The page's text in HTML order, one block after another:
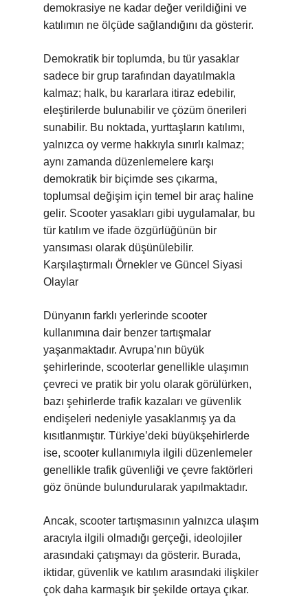
demokrasiye ne kadar değer verildiğini ve
katılımın ne ölçüde sağlandığını da gösterir.
Demokratik bir toplumda, bu tür yasaklar
sadece bir grup tarafından dayatılmakla
kalmaz; halk, bu kararlara itiraz edebilir,
eleştirilerde bulunabilir ve çözüm önerileri
sunabilir. Bu noktada, yurttaşların katılımı,
yalnızca oy verme hakkıyla sınırlı kalmaz;
aynı zamanda düzenlemelere karşı
demokratik bir biçimde ses çıkarma,
toplumsal değişim için temel bir araç haline
gelir. Scooter yasakları gibi uygulamalar, bu
tür katılım ve ifade özgürlüğünün bir
yansıması olarak düşünülebilir.
Karşılaştırmalı Örnekler ve Güncel Siyasi
Olaylar
Dünyanın farklı yerlerinde scooter
kullanımına dair benzer tartışmalar
yaşanmaktadır. Avrupa’nın büyük
şehirlerinde, scooterlar genellikle ulaşımın
çevreci ve pratik bir yolu olarak görülürken,
bazı şehirlerde trafik kazaları ve güvenlik
endişeleri nedeniyle yasaklanmış ya da
kısıtlanmıştır. Türkiye’deki büyükşehirlerde
ise, scooter kullanımıyla ilgili düzenlemeler
genellikle trafik güvenliği ve çevre faktörleri
göz önünde bulundurularak yapılmaktadır.
Ancak, scooter tartışmasının yalnızca ulaşım
aracıyla ilgili olmadığı gerçeği, ideolojiler
arasındaki çatışmayı da gösterir. Burada,
iktidar, güvenlik ve katılım arasındaki ilişkiler
çok daha karmaşık bir şekilde ortaya çıkar.